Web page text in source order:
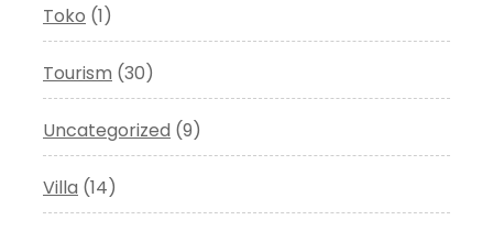
Toko (1)
Tourism (30)
Uncategorized (9)
Villa (14)